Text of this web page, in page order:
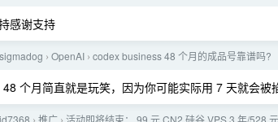
感谢支持
sigmadog › OpenAI › codex business 48 个月的成品号靠谱吗?
个月简直就是玩笑，因为你可能实际用 7 天就会被
id7368 推广 活动即将结束： 99 元 CN2 硅谷 VPS 3 年/528